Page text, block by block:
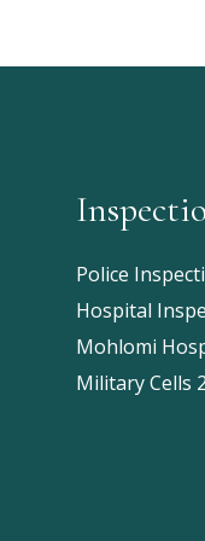
Police
Hospital
Mohlomi
Military Cells